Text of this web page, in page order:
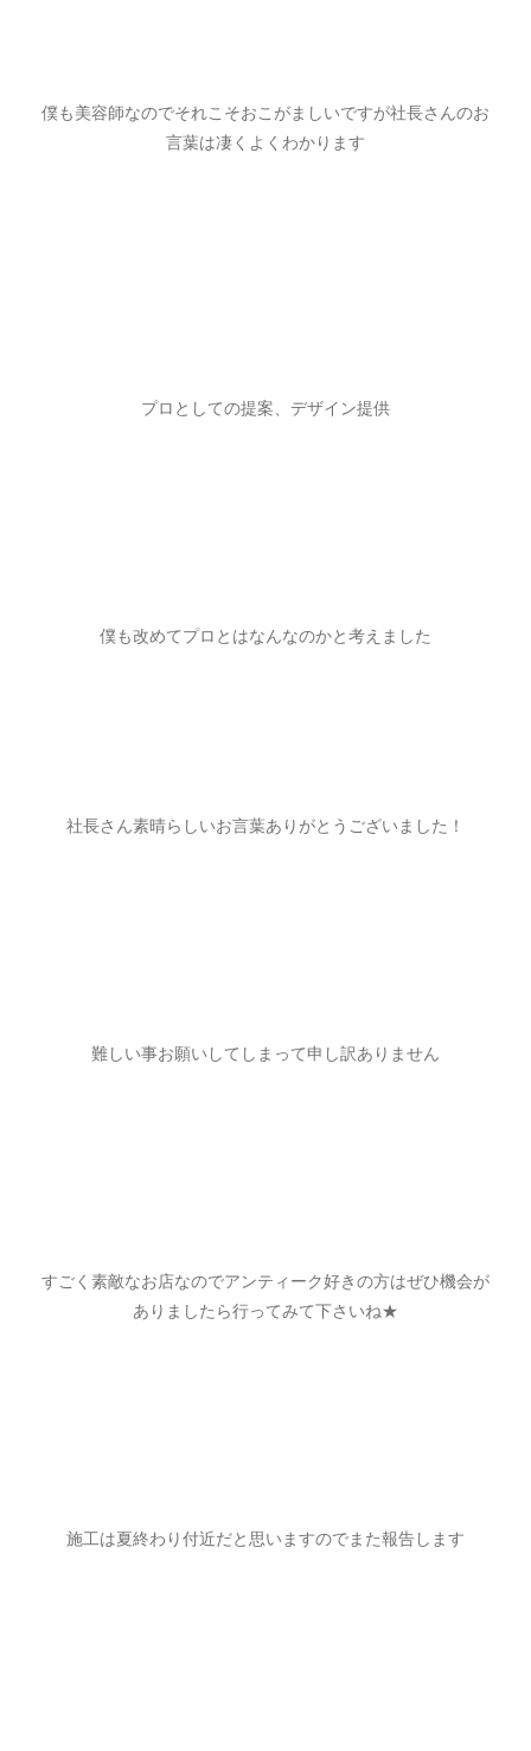
僕も美容師なのでそれこそおこがましいですが社長さんのお
言葉は凄くよくわかります
プロとしての提案、デザイン提供
僕も改めてプロとはなんなのかと考えました
社長さん素晴らしいお言葉ありがとうございました！
難しい事お願いしてしまって申し訳ありません
すごく素敵なお店なのでアンティーク好きの方はぜひ機会が
ありましたら行ってみて下さいね★
施工は夏終わり付近だと思いますのでまた報告します